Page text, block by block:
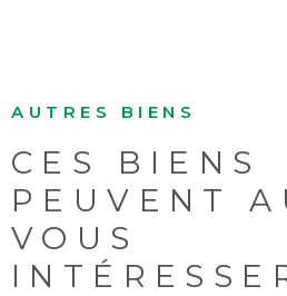
AUTRES BIENS
CES BIENS
PEUVENT
VOUS